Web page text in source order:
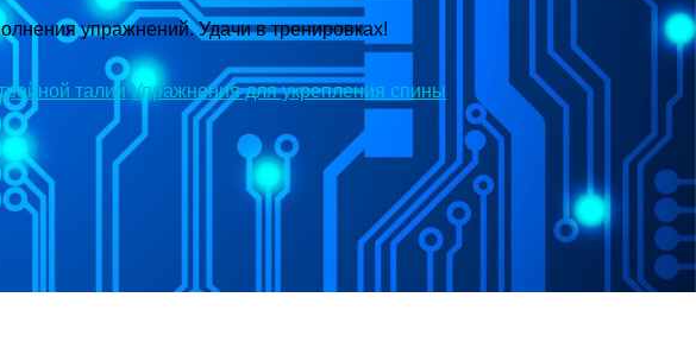
упражнений. Удачи в тренировках!
талии Упражнения для укрепления спины